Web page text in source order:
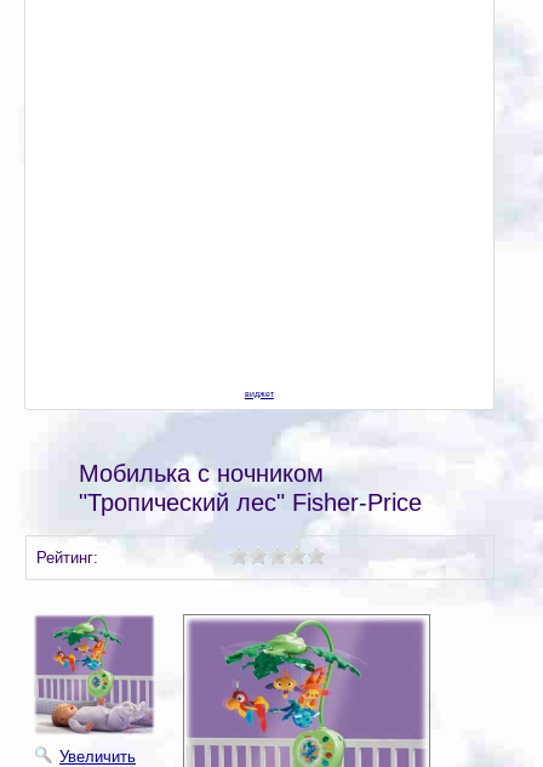
виджет
Мобилька с ночником
"Тропический лес" Fisher-Price
Рейтинг:
Увеличить